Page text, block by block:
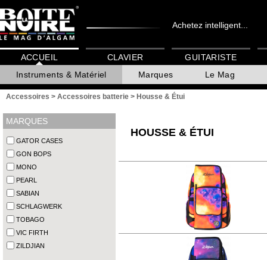
Achetez intelligent...
ACCUEIL
Instruments & Matériel
Marques Le Mag
CLAVIER GUITARISTE
Accessoires > Accessoires batterie > Housse & Étui
MARQUES
GATOR CASES
GON BOPS
MONO
PEARL
SABIAN
SCHLAGWERK
TOBAGO
VIC FIRTH
ZILDJIAN
HOUSSE & ÉTUI